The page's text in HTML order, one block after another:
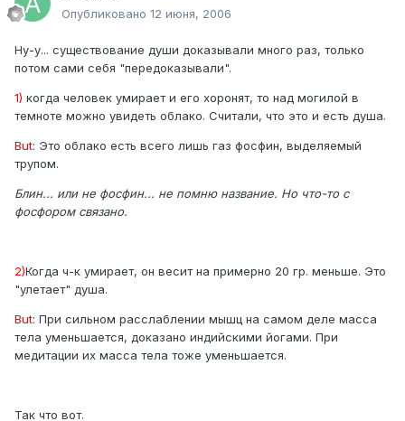
Опубликовано 12 июня, 2006
Ну-у... существование души доказывали много раз, только
потом сами себя "передоказывали".
1) когда человек умирает и его хоронят, то над могилой в
темноте можно увидеть облако. Считали, что это и есть душа.
But: Это облако есть всего лишь газ фосфин, выделяемый
трупом.
Блин... или не фосфин... не помню название. Но что-то с
фосфором связано.
2)Когда ч-к умирает, он весит на примерно 20 гр. меньше. Это
"улетает" душа.
But: При сильном расслаблении мышц на самом деле масса
тела уменьшается, доказано индийскими йогами. При
медитации их масса тела тоже уменьшается.
Так что вот.